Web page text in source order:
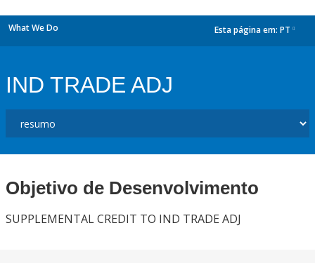
What We Do Esta página em: PT
IND TRADE ADJ
Objetivo de Desenvolvimento
SUPPLEMENTAL CREDIT TO IND TRADE ADJ